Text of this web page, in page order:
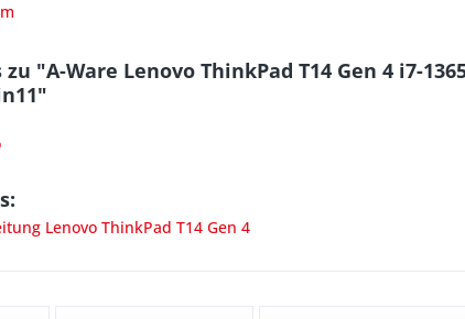
"A-Ware Lenovo ThinkPad T14 Gen 4 i7-
Lenovo ThinkPad T14 Gen 4